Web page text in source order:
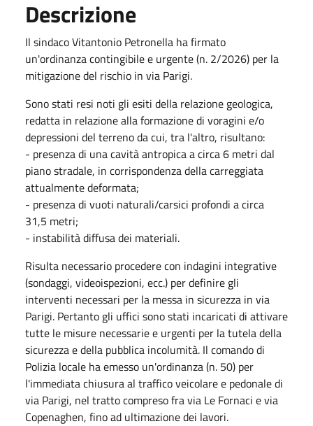
Descrizione
Il sindaco Vitantonio Petronella ha firmato
un'ordinanza contingibile e urgente (n. 2/2026) per la
mitigazione del rischio in via Parigi.
Sono stati resi noti gli esiti della relazione geologica,
redatta in relazione alla formazione di voragini e/o
depressioni del terreno da cui, tra l'altro, risultano:
- presenza di una cavità antropica a circa 6 metri dal
piano stradale, in corrispondenza della carreggiata
attualmente deformata;
- presenza di vuoti naturali/carsici profondi a circa
31,5 metri;
- instabilità diffusa dei materiali.
Risulta necessario procedere con indagini integrative
(sondaggi, videoispezioni, ecc.) per definire gli
interventi necessari per la messa in sicurezza in via
Parigi. Pertanto gli uffici sono stati incaricati di attivare
tutte le misure necessarie e urgenti per la tutela della
sicurezza e della pubblica incolumità. Il comando di
Polizia locale ha emesso un'ordinanza (n. 50) per
l'immediata chiusura al traffico veicolare e pedonale di
via Parigi, nel tratto compreso fra via Le Fornaci e via
Copenaghen, fino ad ultimazione dei lavori.